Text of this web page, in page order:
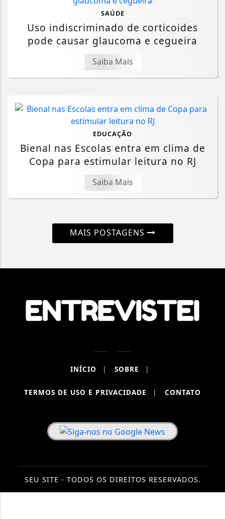
SAÚDE
Uso indiscriminado de corticoides
pode causar glaucoma e cegueira
Saiba Mais
EDUCAÇÃO
Bienal nas Escolas entra em clima de
Copa para estimular leitura no RJ
Saiba Mais
MAIS POSTAGENS
INÍCIO | SOBRE |
TERMOS DE USO E PRIVACIDADE | CONTATO
SEU SITE - TODOS OS DIREITOS RESERVADOS.